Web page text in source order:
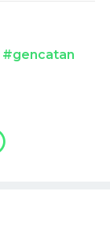
#gencatan